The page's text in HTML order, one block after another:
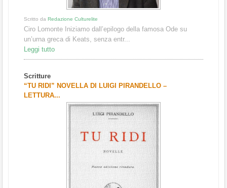
Scritto da Redazione Culturelite
Ciro Lomonte Iniziamo dall’epilogo della famosa Ode su
un’urna greca di Keats, senza entr...
Leggi tutto
Scritture
“TU RIDI” NOVELLA DI LUIGI PIRANDELLO –
LETTURA...